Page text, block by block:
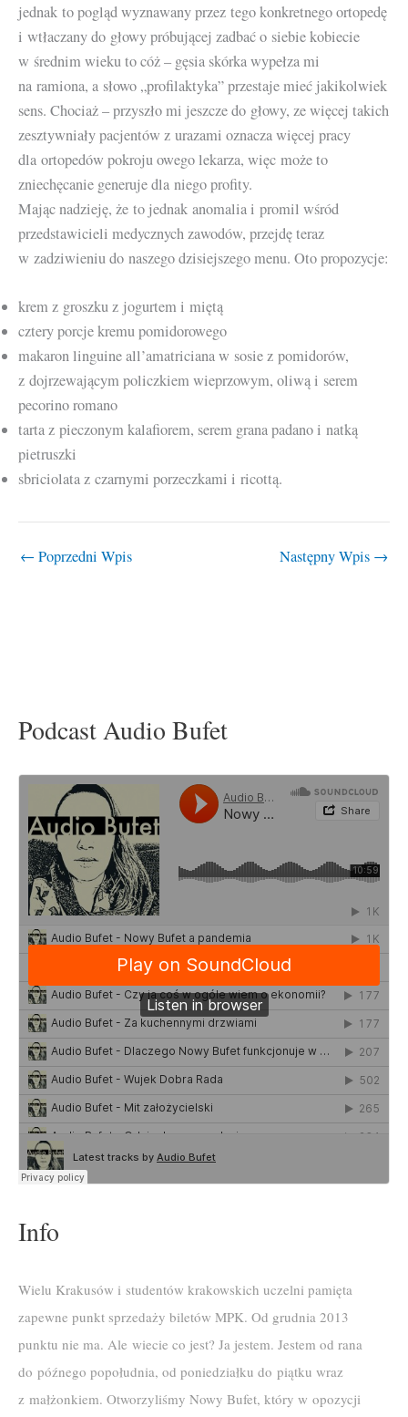
jednak to pogląd wyznawany przez tego konkretnego ortopedę
i wtłaczany do głowy próbującej zadbać o siebie kobiecie
w średnim wieku to cóż – gęsia skórka wypełza mi
na ramiona, a słowo „profilaktyka” przestaje mieć jakikolwiek
sens. Chociaż – przyszło mi jeszcze do głowy, ze więcej takich
zesztywniały pacjentów z urazami oznacza więcej pracy
dla ortopedów pokroju owego lekarza, więc może to
zniechęcanie generuje dla niego profity.
Mając nadzieję, że to jednak anomalia i promil wśród
przedstawicieli medycznych zawodów, przejdę teraz
w zadziwieniu do naszego dzisiejszego menu. Oto propozycje:
krem z groszku z jogurtem i miętą
cztery porcje kremu pomidorowego
makaron linguine all’amatriciana w sosie z pomidorów,
z dojrzewającym policzkiem wieprzowym, oliwą i serem
pecorino romano
tarta z pieczonym kalafiorem, serem grana padano i natką
pietruszki
sbriciolata z czarnymi porzeczkami i ricottą.
← Poprzedni Wpis Następny Wpis →
Podcast Audio Bufet
Info
Wielu Krakusów i studentów krakowskich uczelni pamięta
zapewne punkt sprzedaży biletów MPK. Od grudnia 2013
punktu nie ma. Ale wiecie co jest? Ja jestem. Jestem od rana
do późnego popołudnia, od poniedziałku do piątku wraz
z małżonkiem. Otworzyliśmy Nowy Bufet, który w opozycji